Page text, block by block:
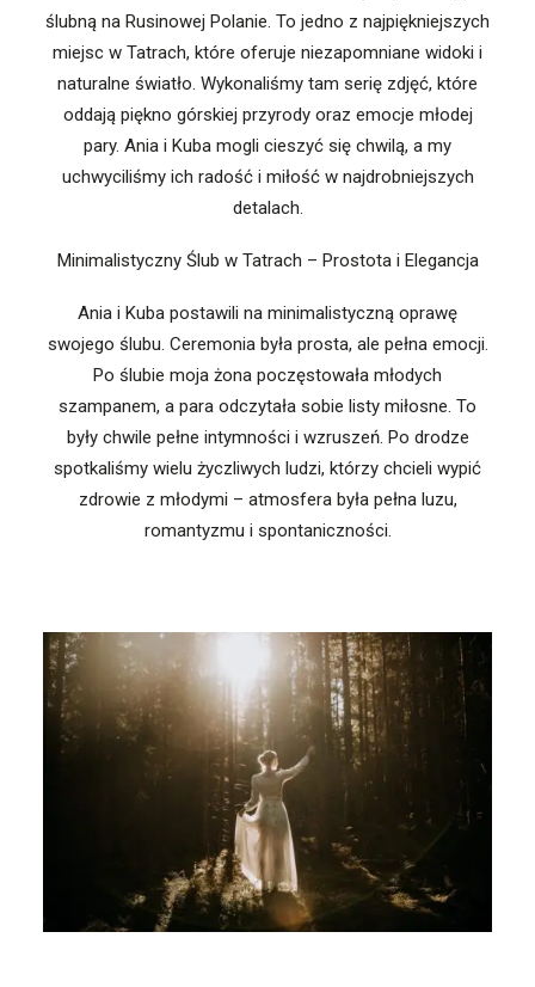
ślubną na Rusinowej Polanie. To jedno z najpiękniejszych
miejsc w Tatrach, które oferuje niezapomniane widoki i
naturalne światło. Wykonaliśmy tam serię zdjęć, które
oddają piękno górskiej przyrody oraz emocje młodej
pary. Ania i Kuba mogli cieszyć się chwilą, a my
uchwyciliśmy ich radość i miłość w najdrobniejszych
detalach.
Minimalistyczny Ślub w Tatrach – Prostota i Elegancja
Ania i Kuba postawili na minimalistyczną oprawę
swojego ślubu. Ceremonia była prosta, ale pełna emocji.
Po ślubie moja żona poczęstowała młodych
szampanem, a para odczytała sobie listy miłosne. To
były chwile pełne intymności i wzruszeń. Po drodze
spotkaliśmy wielu życzliwych ludzi, którzy chcieli wypić
zdrowie z młodymi – atmosfera była pełna luzu,
romantyzmu i spontaniczności.